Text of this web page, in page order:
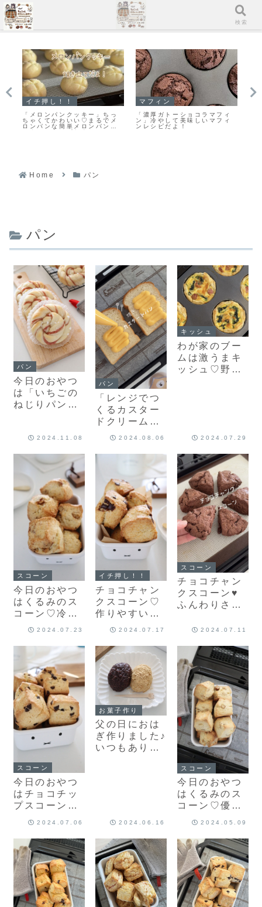
イチ押し！！
「メロンパンクッキー」ちっ
ちゃくてかわいい♡まるでメ
ロンパンな簡単メロンパンク
ッキーのレシピだよ！
マフィン
「濃厚ガトーショコラマフィ
ン」冷やして美味しいマフィ
ンレシピだよ！
Home パン
パン
パン
今日のおやつ
は「いちごの
ねじりパン」
いパンができ
2024.11.08
パン
「レンジでつ
くるカスター
ドクリーム」
パンに塗って
めちゃウマ
「焼きカスタ
ードパン」♡
レシピもあり
ます！
2024.08.06
キッシュ
わが家のブー
ムは激うまキ
ッシュ♡野菜
2024.07.29
スコーン
今日のおやつ
はくるみのス
コーン♡冷凍
生地が便利♡
ます！
2024.07.23
イチ押し！！
チョコチャン
クスコーン♡
作りやすい半
量レシピ♡夏
スコーンレシ
ピだよ！
2024.07.17
スコーン
チョコチャン
クスコーン♥
ふんわりさっ
しっかり♥簡
シピだよ！
2024.07.11
スコーン
今日のおやつ
はチョコチッ
プスコーン♡
もあります♡
2024.07.06
お菓子作り
父の日におは
ぎ作りました♪
いつもありが
2024.06.16
スコーン
今日のおやつ
はくるみのス
コーン♡優し
♡生クリーム
スコーンをア
レンジしてみ
ました！
2024.05.09
メニュー 検索